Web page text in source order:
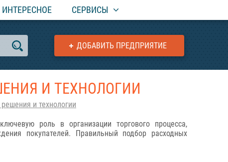
ИНТЕРЕСНОЕ СЕРВИСЫ
ДОБАВИТЬ ПРЕДПРИЯТИЕ
И ТЕХНОЛОГИИ
и технологии
роль в организации торгового процесса,
покупателей. Правильный подбор расходных